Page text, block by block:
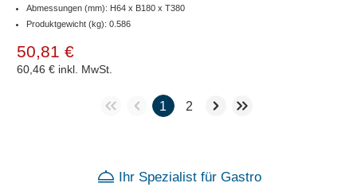
Abmessungen (mm): H64 x B180 x T380
Produktgewicht (kg): 0.586
50,81 €
60,46 € inkl. MwSt.
1 2
Ihr Spezialist für Gastro